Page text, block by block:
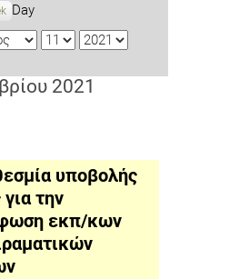
Day
D
y
Y
a
2021
υποβολής
την
εκπ/κων